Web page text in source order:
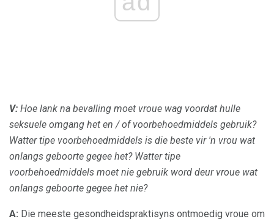
V: Hoe lank na bevalling moet vroue wag voordat hulle
seksuele omgang het en / of voorbehoedmiddels gebruik?
Watter tipe voorbehoedmiddels is die beste vir 'n vrou wat
onlangs geboorte gegee het? Watter tipe
voorbehoedmiddels moet nie gebruik word deur vroue wat
onlangs geboorte gegee het nie?
A: Die meeste gesondheidspraktisyns ontmoedig vroue om